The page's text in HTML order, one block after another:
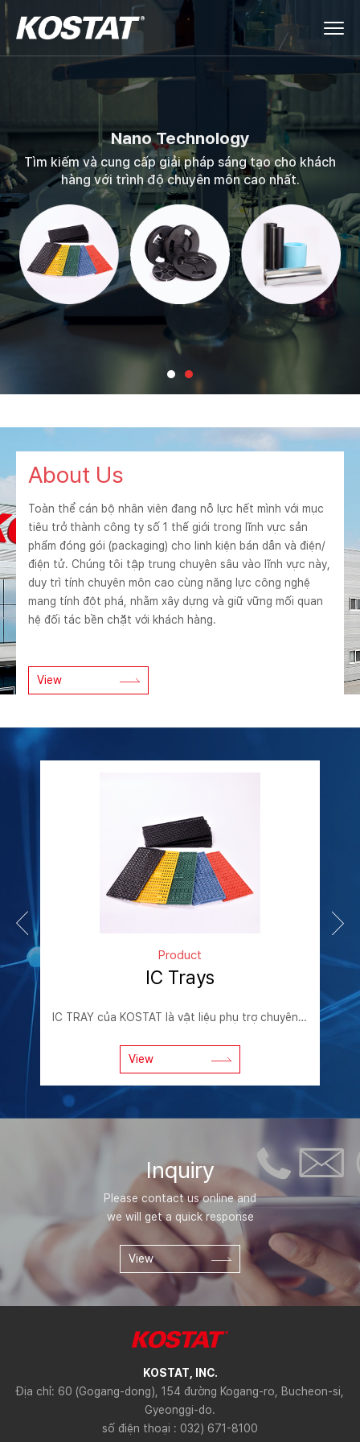
Công ty hàng đầu toàn cầu về các giải
pháp ESD hoàn hảo
Tìm kiếm và cung cấp giải pháp sáng tạo cho khách
hàng với trình độ chuyên môn cao nhất.
NanoTechnology
Tìm kiếm và cung cấp giải pháp sáng tạo cho khách
hàng với trình độ chuyên môn cao nhất.
About Us
Toàn thể cán bộ nhân viên đang nỗ lực hết mình với mục
tiêu trở thành công ty số 1 thế giới trong lĩnh vực sản
phẩm đóng gói (packaging) cho linh kiện bán dẫn và điện/
điện tử. Chúng tôi tập trung chuyên sâu vào lĩnh vực này,
duy trì tính chuyên môn cao cùng năng lực công nghệ
mang tính đột phá, nhằm xây dựng và giữ vững mối quan
hệ đối tác bền chặt với khách hàng.
View
Product
IC Trays
IC TRAY của KOSTAT là vật liệu phụ trợ chuyên dụng cho quy trình sản xuất và vận chuyển bán dẫn, được thiết kế để bảo vệ thiết bị bán dẫn khỏi các yếu tố vật lý và môi trường đa dạng như tĩnh điện, só......
View
Inquiry
Please contact us online and
we will get a quick response
View
KOSTAT, INC.
Địa chỉ: 60 (Gogang-dong), 154 đường Kogang-ro, Bucheon-si,
Gyeonggi-do.
số điện thoại : 032) 671-8100